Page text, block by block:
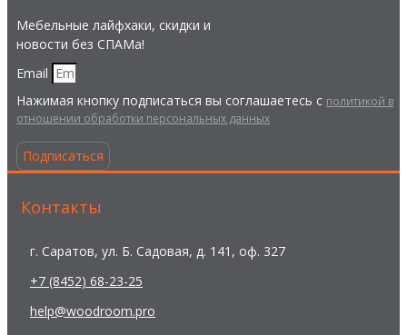
Мебельные лайфхаки, скидки и
новости без СПАМа!
Email
Нажимая кнопку подписаться вы соглашаетесь с политикой в
отношении обработки персональных данных
Подписаться
Контакты
г. Саратов, ул. Б. Садовая, д. 141, оф. 327
+7 (8452) 68-23-25
help@woodroom.pro